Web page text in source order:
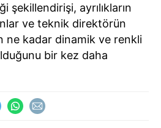
şekillendirişi, ayrılıkların
ve teknik direktörün
ne kadar dinamik ve renkli
bir kez daha